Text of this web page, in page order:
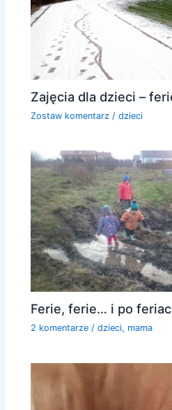
Zajęcia dla dzieci –
Zostaw komentarz /dzieci
Ferie, ferie… i po
2 komentarze /dzieci, mama